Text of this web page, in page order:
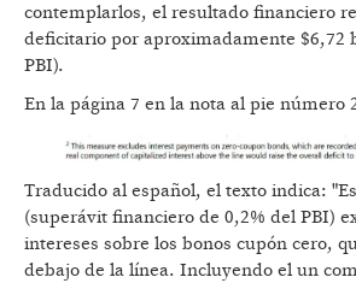
contemplarlos, el resultado financiero
deficitario por aproximadamente $6,72
PBI).
En la página 7 en la nota al pie número
Traducido al español, el texto indica:
(superávit financiero de 0,2% del PBI)
intereses sobre los bonos cupón cero,
debajo de la línea. Incluyendo el un